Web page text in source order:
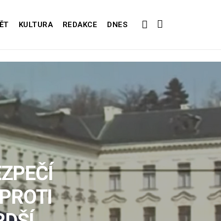
KULTURA REDAKCE DNES